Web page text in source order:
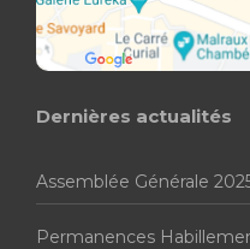
Dernières actualités
Assemblée Générale
Permanences